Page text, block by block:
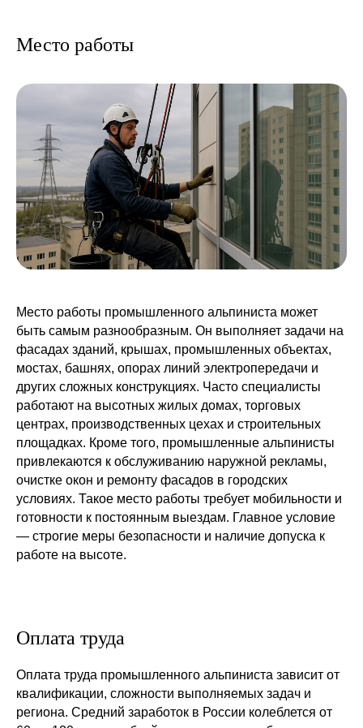
Место работы
Место работы промышленного альпиниста может
быть самым разнообразным. Он выполняет задачи на
фасадах зданий, крышах, промышленных объектах,
мостах, башнях, опорах линий электропередачи и
других сложных конструкциях. Часто специалисты
работают на высотных жилых домах, торговых
центрах, производственных цехах и строительных
площадках. Кроме того, промышленные альпинисты
привлекаются к обслуживанию наружной рекламы,
очистке окон и ремонту фасадов в городских
условиях. Такое место работы требует мобильности и
готовности к постоянным выездам. Главное условие
— строгие меры безопасности и наличие допуска к
работе на высоте.
Оплата труда
Оплата труда промышленного альпиниста зависит от
квалификации, сложности выполняемых задач и
региона. Средний заработок в России колеблется от